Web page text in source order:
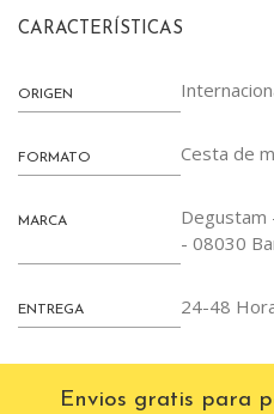
CARACTERÍSTICAS
ORIGEN
FORMATO Cesta de
MARCA
Degustam
- 08030
ENTREGA 24-48
Envios gratis para